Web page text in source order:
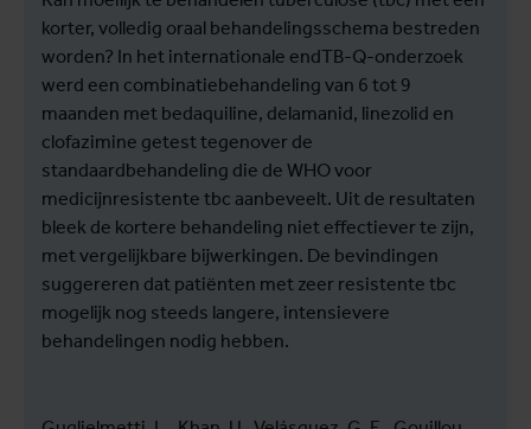
korter, volledig oraal behandelingsschema bestreden
worden? In het internationale endTB-Q-onderzoek
werd een combinatiebehandeling van 6 tot 9
maanden met bedaquiline, delamanid, linezolid en
clofazimine getest tegenover de
standaardbehandeling die de WHO voor
medicijnresistente tbc aanbeveelt. Uit de resultaten
bleek de kortere behandeling niet effectiever te zijn,
met vergelijkbare bijwerkingen. De bevindingen
suggereren dat patiënten met zeer resistente tbc
mogelijk nog steeds langere, intensievere
behandelingen nodig hebben.